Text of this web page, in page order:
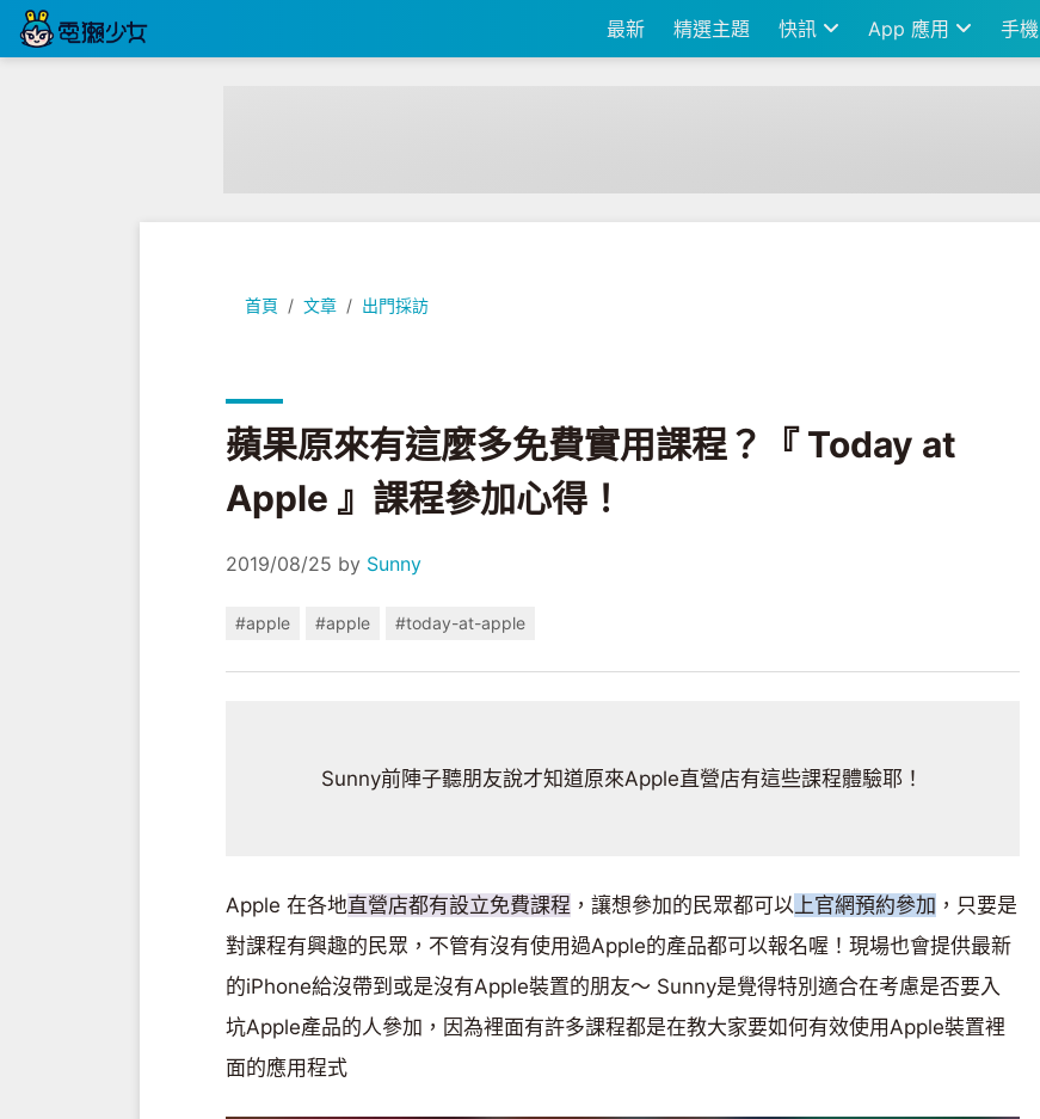
最新 精選主題 快訊 App 應用 手機
首頁 文章 出門採訪
蘋果原來有這麼多免費實用課程？『 Today at Apple 』課程參加心得！
蘋果原來有這麼多免費實用課程？『 Today at
Apple 』課程參加心得！
2019/08/25 by Sunny
#apple #apple #today-at-apple
Sunny前陣子聽朋友說才知道原來Apple直營店有這些課程體驗耶！
Apple 在各地直營店都有設立免費課程 ，讓想參加的民眾都可以上官網預約參加 ，只要是
對課程有興趣的民眾，不管有沒有使用過Apple的產品都可以報名喔！現場也會提供最新
的iPhone給沒帶到或是沒有Apple裝置的朋友〜 Sunny是覺得特別適合在考慮是否要入
坑Apple產品的人參加，因為裡面有許多課程都是在教大家要如何有效使用Apple裝置裡
面的應用程式